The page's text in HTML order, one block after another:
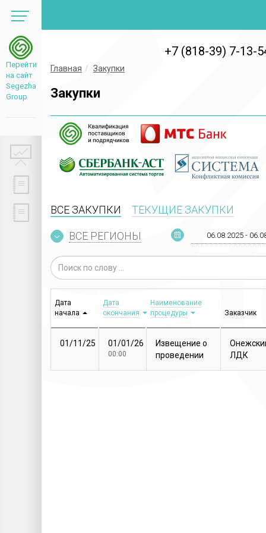
Перейти
на сайт
Segezha
Group
+7 (818-39) 7-13-
Главная Закупки
Закупки
ВСЕ ЗАКУПКИ ТЕКУЩИЕ ЗАКУПКИ
ВСЕ РЕГИОНЫ
Дата
начала
Дата
окончания
Наименование
процедуры
Заказчик
01/11/25 01/01/26
00:00
Извещение о
проведении
ЛДК